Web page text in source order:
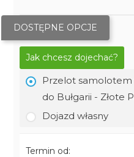
DOSTĘPNE OPCJE
Jak chcesz dojechać?
Przelot
do Bułgarii - Złote
Dojazd własny
Termin od: